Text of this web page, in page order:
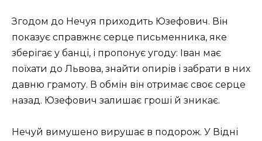
Згодом до Нечуя приходить Юзефович. Він
показує справжнє серце письменника, яке
зберігає у банці, і пропонує угоду: Іван має
поїхати до Львова, знайти опирів і забрати в них
давню грамоту. В обмін він отримає своє серце
назад. Юзефович залишає гроші й зникає.
Нечуй вимушено вирушає в подорож. У Відні